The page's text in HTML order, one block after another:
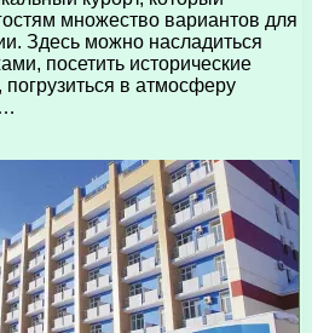
множество вариантов для
Здесь можно насладиться
посетить исторические
в атмосферу